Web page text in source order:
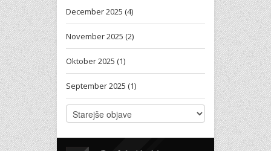
December 2025 (4)
November 2025 (2)
Oktober 2025 (1)
September 2025 (1)